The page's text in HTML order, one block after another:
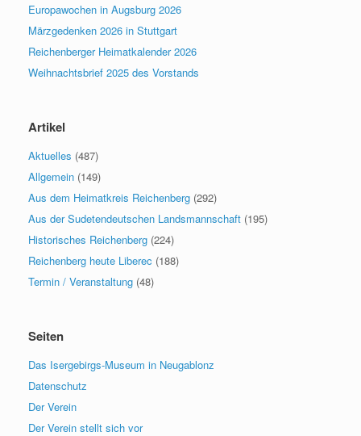
Europawochen in Augsburg 2026
Märzgedenken 2026 in Stuttgart
Reichenberger Heimatkalender 2026
Weihnachtsbrief 2025 des Vorstands
Artikel
Aktuelles (487)
Allgemein (149)
Aus dem Heimatkreis Reichenberg (292)
Aus der Sudetendeutschen Landsmannschaft (195)
Historisches Reichenberg (224)
Reichenberg heute Liberec (188)
Termin / Veranstaltung (48)
Seiten
Das Isergebirgs-Museum in Neugablonz
Datenschutz
Der Verein
Der Verein stellt sich vor